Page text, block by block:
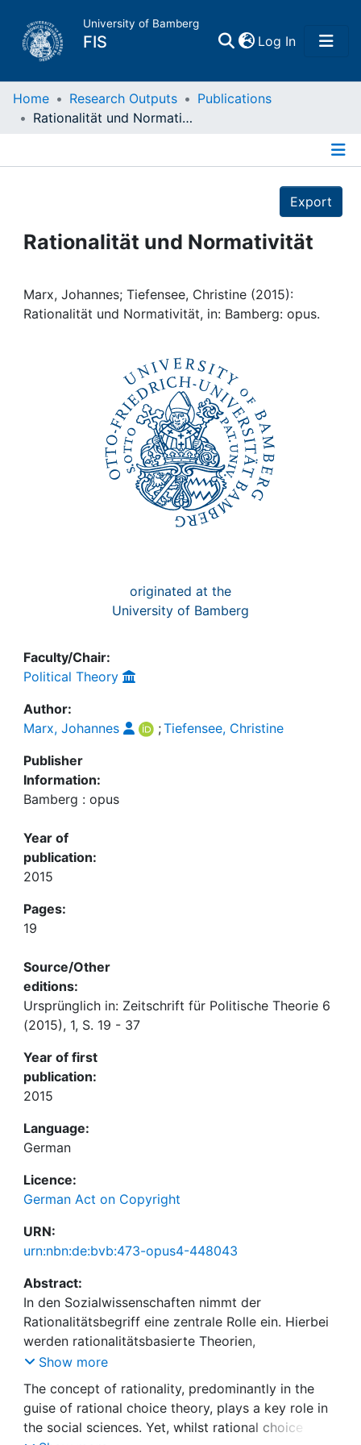
University of Bamberg
FIS Log In(current)
Home
Projects
Institutions
Home Research Outputs
Publications
Rationalität und Normativität
Export
Rationalität und Normativität
Marx, Johannes; Tiefensee, Christine (2015):
Rationalität und Normativität, in: Bamberg: opus.
originated at the
University of Bamberg
Faculty/Chair:
Political Theory
Author:
Marx, Johannes
;Tiefensee, Christine
Publisher
Information:
Bamberg : opus
Year of
publication:
2015
Pages:
19
Source/Other
editions:
Ursprünglich in: Zeitschrift für Politische Theorie 6
(2015), 1, S. 19 - 37
Year of first
publication:
2015
Language:
German
Licence:
German Act on Copyright
URN:
urn:nbn:de:bvb:473-opus4-448043
Abstract:
In den Sozialwissenschaften nimmt der
Rationalitätsbegriff eine zentrale Rolle ein. Hierbei
werden rationalitätsbasierte Theorien,
insbesondere die Rational-Choice-Theorie, zumeist
als Teil der positiven Politikwissenschaft
verstanden. Gleichzeitig greifen jedoch auch
normative Theorien der Politischen Theorie
verstärkt auf Rational-Choice-Argumente zurück.
Show more
The concept of rationality, predominantly in the
guise of rational choice theory, plays a key role in
the social sciences. Yet, whilst rational choice